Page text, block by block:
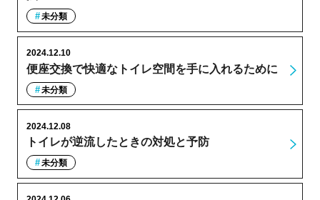
未分類
便座交換で快適なトイレ空間を手に入れるために
2024.12.10
未分類
トイレが逆流したときの対処と予防
2024.12.08
未分類